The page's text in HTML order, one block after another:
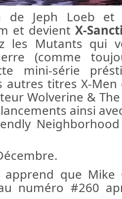
de Jeph Loeb et
et devient X-
les Mutants qui
(comme
mini-série
autres titres X-
Wolverine &
ainsi
apprend que
numéro #260